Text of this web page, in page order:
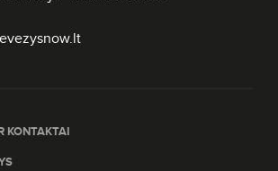
KONTAKTAI